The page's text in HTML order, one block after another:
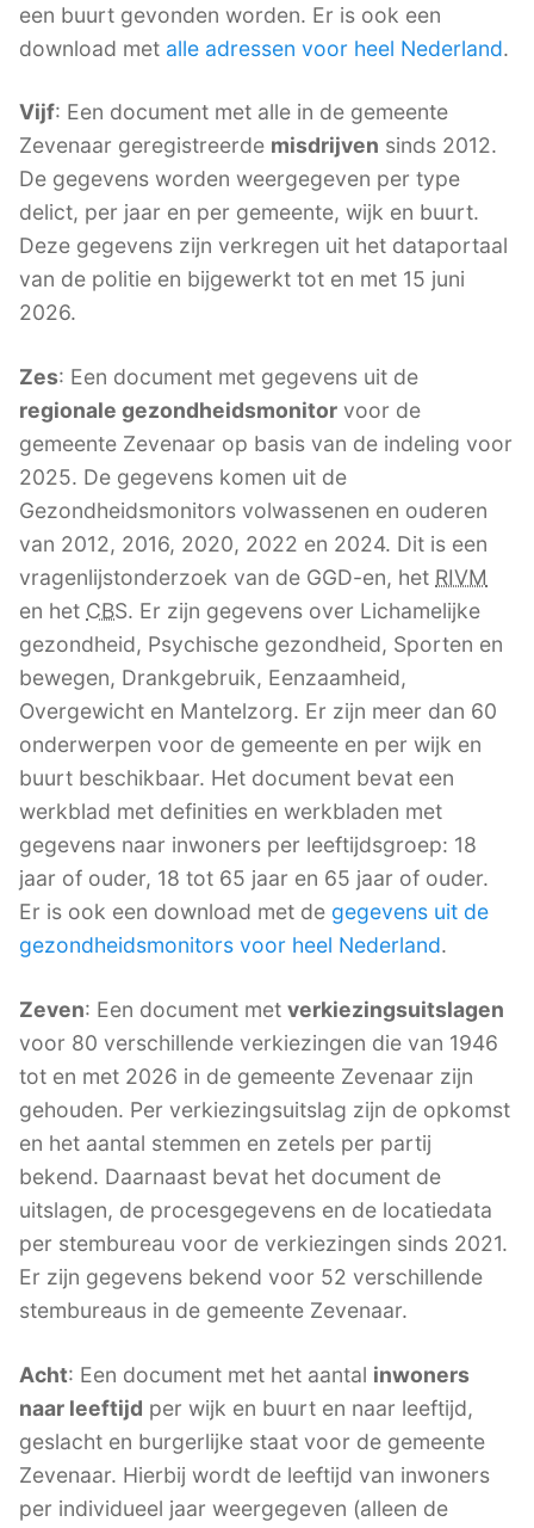
een buurt gevonden worden. Er is ook een
download met alle adressen voor heel Nederland.
Vijf: Een document met alle in de gemeente
Zevenaar geregistreerde misdrijven sinds 2012.
De gegevens worden weergegeven per type
delict, per jaar en per gemeente, wijk en buurt.
Deze gegevens zijn verkregen uit het dataportaal
van de politie en bijgewerkt tot en met 15 juni
2026.
Zes: Een document met gegevens uit de
regionale gezondheidsmonitor voor de
gemeente Zevenaar op basis van de indeling voor
2025. De gegevens komen uit de
Gezondheidsmonitors volwassenen en ouderen
van 2012, 2016, 2020, 2022 en 2024. Dit is een
vragenlijstonderzoek van de GGD-en, het RIVM
en het CBS. Er zijn gegevens over Lichamelijke
gezondheid, Psychische gezondheid, Sporten en
bewegen, Drankgebruik, Eenzaamheid,
Overgewicht en Mantelzorg. Er zijn meer dan 60
onderwerpen voor de gemeente en per wijk en
buurt beschikbaar. Het document bevat een
werkblad met definities en werkbladen met
gegevens naar inwoners per leeftijdsgroep: 18
jaar of ouder, 18 tot 65 jaar en 65 jaar of ouder.
Er is ook een download met de gegevens uit de
gezondheidsmonitors voor heel Nederland.
Zeven: Een document met verkiezingsuitslagen
voor 80 verschillende verkiezingen die van 1946
tot en met 2026 in de gemeente Zevenaar zijn
gehouden. Per verkiezingsuitslag zijn de opkomst
en het aantal stemmen en zetels per partij
bekend. Daarnaast bevat het document de
uitslagen, de procesgegevens en de locatiedata
per stembureau voor de verkiezingen sinds 2021.
Er zijn gegevens bekend voor 52 verschillende
stembureaus in de gemeente Zevenaar.
Acht: Een document met het aantal inwoners
naar leeftijd per wijk en buurt en naar leeftijd,
geslacht en burgerlijke staat voor de gemeente
Zevenaar. Hierbij wordt de leeftijd van inwoners
per individueel jaar weergegeven (alleen de